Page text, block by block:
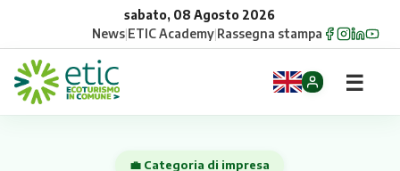
sabato, 08 Agosto 2026
News|ETIC Academy|Rassegna stampa
☰
💼 Categoria di impresa